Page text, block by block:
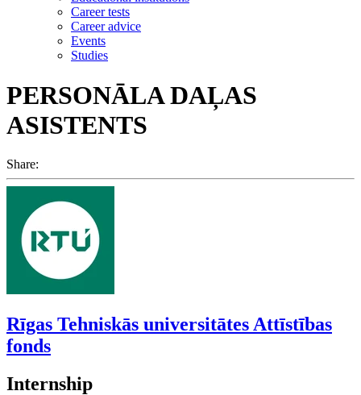
Career tests
Career advice
Events
Studies
PERSONĀLA DAĻAS
ASISTENTS
Share:
Rīgas Tehniskās universitātes Attīstības
fonds
Internship